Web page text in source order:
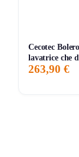
Cecotec
lavatrice che
263,90 €